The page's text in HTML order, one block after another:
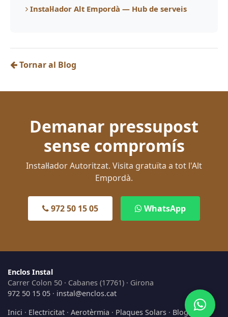
Instal·lador Alt Empordà — Hub de serveis
Tornar al Blog
Demanar pressupost
sense compromís
Instal·lador Autoritzat. Visita gratuïta a tot l'Alt
Empordà.
972 50 15 05 WhatsApp
Enclos Instal
Carrer Colon 50 · Cabanes (17761) · Girona
972 50 15 05 · instal@enclos.cat
Inici · Electricitat · Aerotèrmia · Plaques Solars · Blog